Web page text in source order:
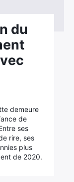
du
demeure
de
ses
rire, ses
plus
de 2020.